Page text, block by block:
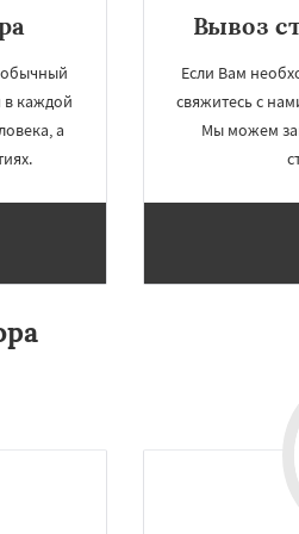
обычный
в каждой
а
Вывоз
Если Вам
свяжитесь с
Мы можем